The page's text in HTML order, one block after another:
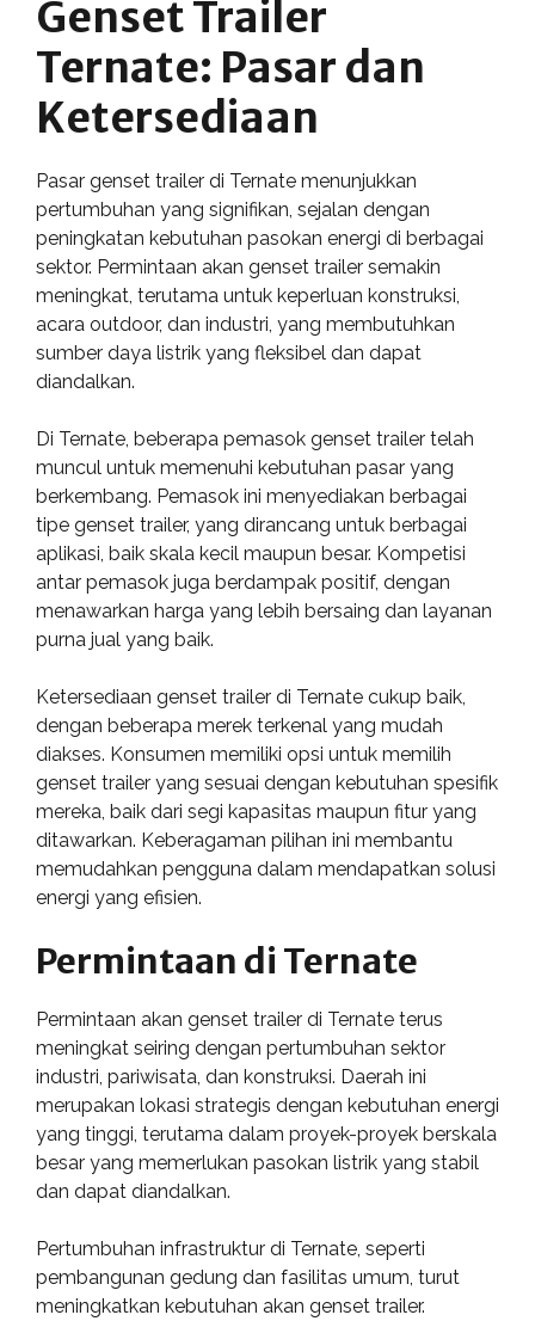
Genset Trailer
Ternate: Pasar dan
Ketersediaan
Pasar genset trailer di Ternate menunjukkan
pertumbuhan yang signifikan, sejalan dengan
peningkatan kebutuhan pasokan energi di berbagai
sektor. Permintaan akan genset trailer semakin
meningkat, terutama untuk keperluan konstruksi,
acara outdoor, dan industri, yang membutuhkan
sumber daya listrik yang fleksibel dan dapat
diandalkan.
Di Ternate, beberapa pemasok genset trailer telah
muncul untuk memenuhi kebutuhan pasar yang
berkembang. Pemasok ini menyediakan berbagai
tipe genset trailer, yang dirancang untuk berbagai
aplikasi, baik skala kecil maupun besar. Kompetisi
antar pemasok juga berdampak positif, dengan
menawarkan harga yang lebih bersaing dan layanan
purna jual yang baik.
Ketersediaan genset trailer di Ternate cukup baik,
dengan beberapa merek terkenal yang mudah
diakses. Konsumen memiliki opsi untuk memilih
genset trailer yang sesuai dengan kebutuhan spesifik
mereka, baik dari segi kapasitas maupun fitur yang
ditawarkan. Keberagaman pilihan ini membantu
memudahkan pengguna dalam mendapatkan solusi
energi yang efisien.
Permintaan di Ternate
Permintaan akan genset trailer di Ternate terus
meningkat seiring dengan pertumbuhan sektor
industri, pariwisata, dan konstruksi. Daerah ini
merupakan lokasi strategis dengan kebutuhan energi
yang tinggi, terutama dalam proyek-proyek berskala
besar yang memerlukan pasokan listrik yang stabil
dan dapat diandalkan.
Pertumbuhan infrastruktur di Ternate, seperti
pembangunan gedung dan fasilitas umum, turut
meningkatkan kebutuhan akan genset trailer.